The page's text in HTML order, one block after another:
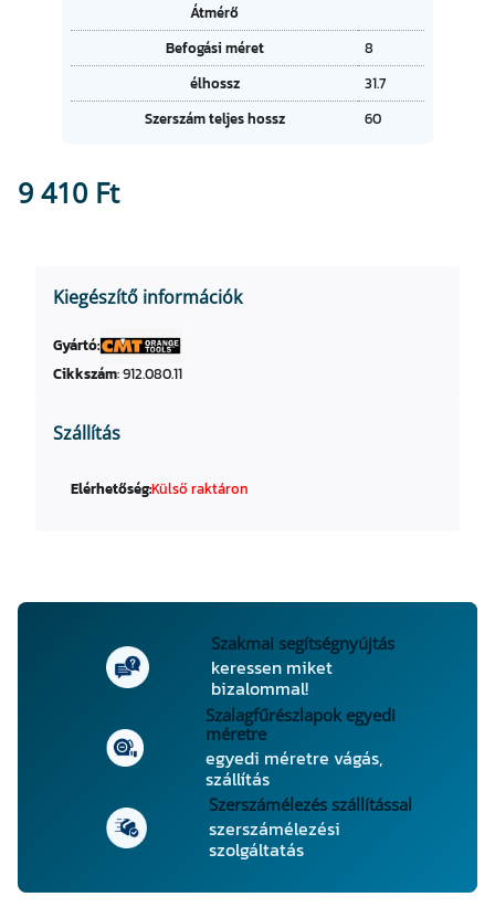
tt
ú
o
k
É
t
Átmérő
Befogási méret
8
élhossz
31.7
Szerszám teljes hossz
60
9 410 Ft
Kiegészítő információk
Gyártó:
Cikkszám:912.080.11
Szállítás
Elérhetőség:Külső raktáron
Szakmai segítségnyújtás
keressen miket
bizalommal!
Szalagfűrészlapok egyedi
méretre
egyedi méretre vágás,
szállítás
Szerszámélezés szállítással
szerszámélezési
szolgáltatás